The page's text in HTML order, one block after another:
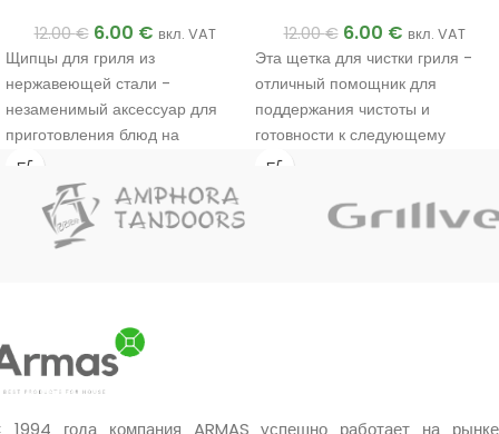
12.00€ 6.00 € вкл. VAT
Щипцы для гриля из
нержавеющей стали -
незаменимый аксессуар для
приготовления блюд на
открытом воздухе.
12.00€ 6.00 € вкл. VAT
Эта щетка для чистки гриля -
отличный помощник для
поддержания чистоты и
готовности к следующему
сеансу гриля. Изготовленная из
нержавеющей стали, она